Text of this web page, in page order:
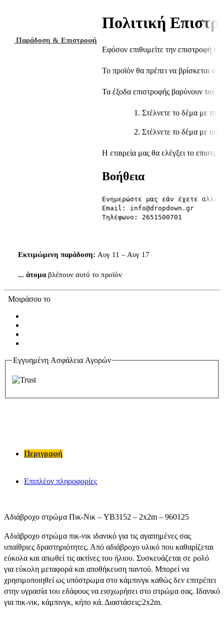
Παράδοση & Επιστροφή
Πολιτική
Εφόσον επιθυμείτε την επιστροφή
Το προϊόν θα πρέπει να βρίσκεται
Τα έξοδα επιστροφής βαρύνουν τον
Στέλνετε το δέμα με
Στέλνετε το δέμα με
Η εταιρεία μας θα ελέγξει το
Βοήθεια
Ενημερώστε μας εάν έχετε
Email: info@dropdown.gr
Τηλέφωνο: 2651500701
Εκτιμώμενη παράδοση: Αυγ 11 – Αυγ 17
... άτομαβλέπουν αυτό το προϊόν
Μοιράσου το
Εγγυημένη Ασφάλεια Αγορών
Περιγραφή
Επιπλέον πληροφορίες
Αδιάβροχο στρώμα Πικ-Νικ – YB3152 – 2x2m – 960125
Αδιάβροχο στρώμα πικ-νικ ιδανικό για τις αγαπημένες σας
υπαίθριες δραστηριότητες. Από αδιάβροχο υλικό που καθαρίζεται
εύκολα και απωθεί τις ακτίνες του ήλιου. Συσκευάζεται σε ρολό
για εύκολη μεταφορά και αποθήκευση παντού. Μπορεί να
χρησιμοποιηθεί ως υπόστρωμα στο κάμπινγκ καθώς δεν επιτρέπει
στην υγρασία του εδάφους να εισχωρήσει στο στρώμα σας. Ιδανικό
για πικ-νικ, κάμπινγκ, κήπο κά. Διαστάσεις:2x2m.